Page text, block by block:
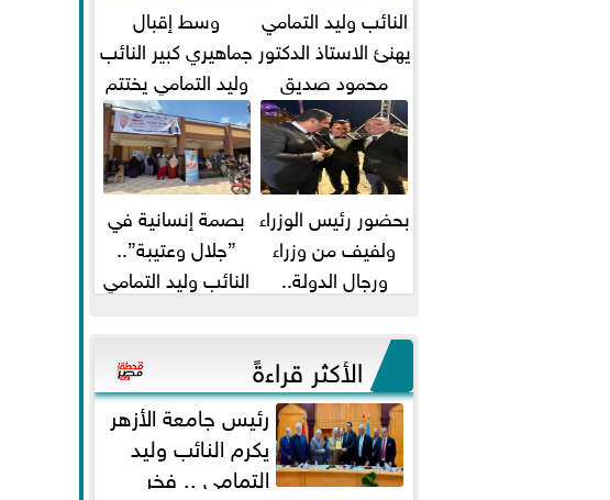
النائب وليد التمامي
يهنئ الاستاذ الدكتور
محمود صديق
تكليفة قائم باعمال
...
وسط إقبال
جماهيري كبير النائب
وليد التمامي يختتم
أضخم قافلة طبية
مجانية...
بحضور رئيس الوزراء
ولفيف من وزراء
ورجال الدولة..
ومحمد...
بصمة إنسانية في
”جلال وعتيبة”..
النائب وليد التمامي
شيحة يداويان...
الأكثر قراءةً
رئيس جامعة الأزهر
يكرم النائب وليد
التمامي .. فخر